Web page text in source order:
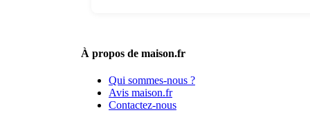
À propos de maison.fr
Qui sommes-nous ?
Avis maison.fr
Contactez-nous